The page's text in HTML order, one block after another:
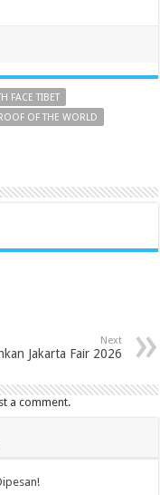
FACE TIBET
OF THE WORLD
Next
Jakarta Fair 2026
a comment.